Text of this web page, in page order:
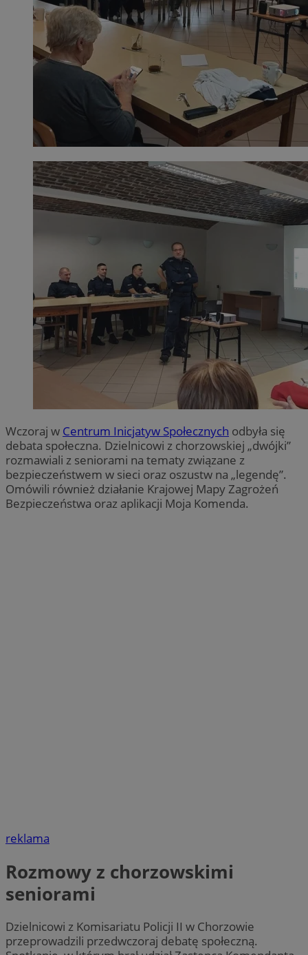
Wczoraj w Centrum Inicjatyw Społecznych odbyła się
debata społeczna. Dzielnicowi z chorzowskiej „dwójki”
rozmawiali z seniorami na tematy związane z
bezpieczeństwem w sieci oraz oszustw na „legendę”.
Omówili również działanie Krajowej Mapy Zagrożeń
Bezpieczeństwa oraz aplikacji Moja Komenda.
reklama
Rozmowy z chorzowskimi
seniorami
Dzielnicowi z Komisariatu Policji II w Chorzowie
przeprowadzili przedwczoraj debatę społeczną.